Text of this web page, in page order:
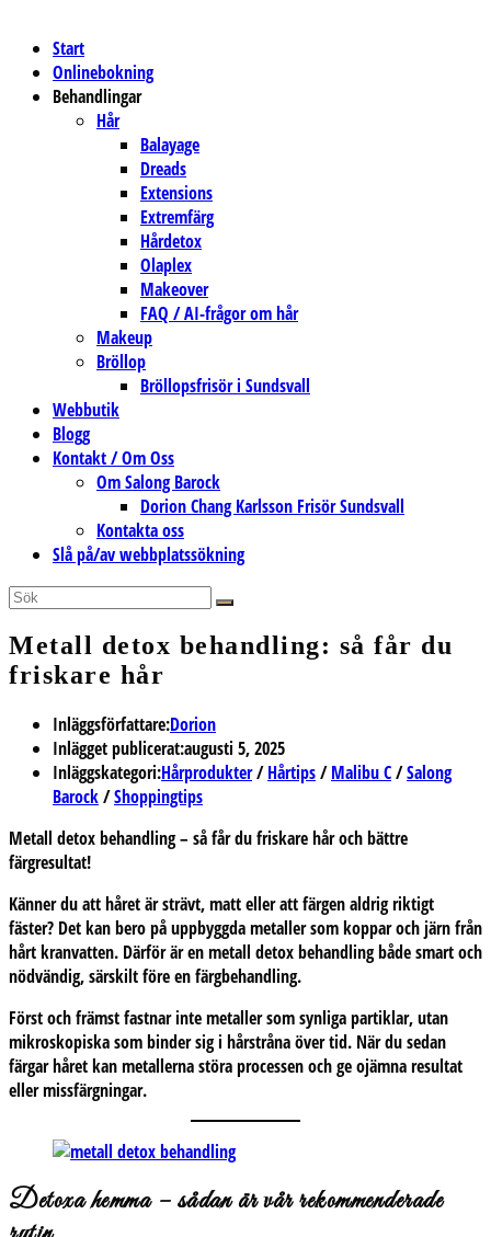
Start
Onlinebokning
Behandlingar
Hår
Balayage
Dreads
Extensions
Extremfärg
Hårdetox
Olaplex
Makeover
FAQ / AI-frågor om hår
Makeup
Bröllop
Bröllopsfrisör i Sundsvall
Webbutik
Blogg
Kontakt / Om Oss
Om Salong Barock
Dorion Chang Karlsson Frisör Sundsvall
Kontakta oss
Slå på/av webbplatssökning
Metall detox behandling: så får du
friskare hår
Inläggsförfattare:Dorion
Inlägget publicerat:augusti 5, 2025
Inläggskategori:Hårprodukter/ Hårtips/ Malibu C/Salong
Barock/Shoppingtips
Metall detox behandling – så får du friskare hår och bättre
färgresultat!
Känner du att håret är strävt, matt eller att färgen aldrig riktigt
fäster? Det kan bero på uppbyggda metaller som koppar och järn från
hårt kranvatten. Därför är enmetall detox behandlingbåde smart och
nödvändig, särskilt före en färgbehandling.
Först och främst fastnar inte metaller som synliga partiklar, utan
mikroskopiska som binder sig i hårstråna över tid. När du sedan
färgar håret kan metallerna störa processen och ge ojämna resultat
eller missfärgningar.
Detoxa hemma – sådan är vår rekommenderade